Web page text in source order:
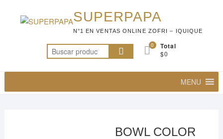
SUPERPAPA
N°1 EN VENTAS ONLINE ZOFRI – IQUIQUE
Buscar
por:
0 Total
$0
MENU
BOWL COLOR